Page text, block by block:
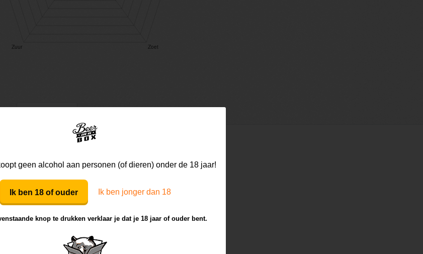
Mijn review bij dit bier
geen alcohol aan personen (of dieren) onder de 18 jaar!
Ik ben 18 of ouder Ik ben jonger dan 18
knop te drukken verklaar je dat je 18 jaar of ouder bent.